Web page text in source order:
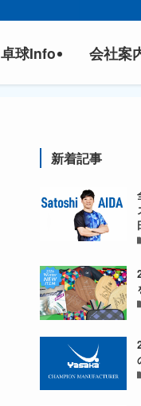
卓球Info 会社案
新着記事